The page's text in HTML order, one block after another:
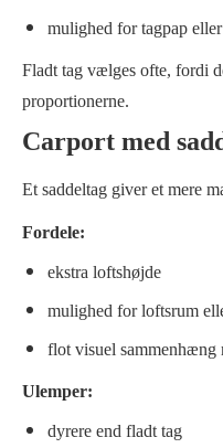
mulighed for tagpap
Fladt tag vælges ofte, fordi
proportionerne.
Carport med
Et saddeltag giver et mere
Fordele:
ekstra loftshøjde
mulighed for loftsrum
flot visuel sammenhæng
Ulemper:
dyrere end fladt tag